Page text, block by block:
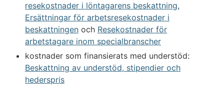
resekostnader i löntagarens beskattning,
Ersättningar för arbetsresekostnader i
beskattningen och Resekostnader för
arbetstagare inom specialbranscher
kostnader som finansierats med understöd:
Beskattning av understöd, stipendier och
hederspris